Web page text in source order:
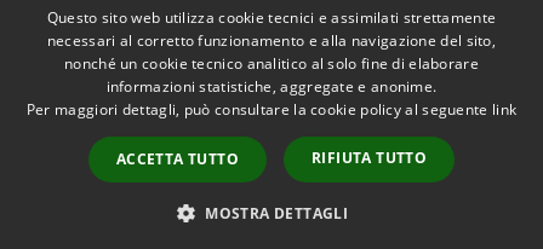
Accessibilità
Copyright © 2026 • Comune di
Moglia • Powered by
Municipium•
Accesso
redazione
Questo sito web utilizza cookie tecnici e assimilati strettamente
necessari al corretto funzionamento e alla navigazione del sito,
nonché un cookie tecnico analitico al solo fine di elaborare
informazioni statistiche, aggregate e anonime.
Per maggiori dettagli, può consultare la cookie policy al seguente link
ACCETTA TUTTO RIFIUTA TUTTO
MOSTRA DETTAGLI